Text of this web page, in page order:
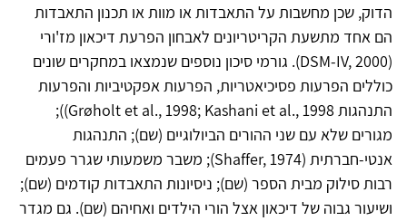
הדוק, שכן מחשבות על התאבדות או מוות או תכנון התאבדות
הם אחד מתשעת הקריטריונים לאבחון הפרעת דיכאון מז'ורי
(DSM-IV, 2000). גורמי סיכון נוספים שנמצאו במחקרים שונים
כוללים הפרעות פסיכיאטריות, הפרעות אפקטיביות והפרעות
התנהגות Grøholt et al., 1998; Kashani et al., 1998));
מגורים שלא עם שני ההורים הביולוגיים (שם); התנהגות
אנטי-חברתית (Shaffer, 1974); משבר משמעותי שגרר פעמים
רבות סילוק מבית הספר (שם); ניסיונות התאבדות קודמים (שם);
ושיעור גבוה של דיכאון אצל הורי הילדים ואחיהם (שם). גם מגדר